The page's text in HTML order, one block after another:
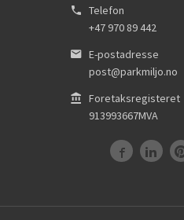
Telefon
+47 970 89 442
E-postadresse
post@parkmiljo.no
Foretaksregisteret
913993667MVA